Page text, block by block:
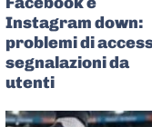
Instagram down:
problemi di
segnalazioni da
utenti